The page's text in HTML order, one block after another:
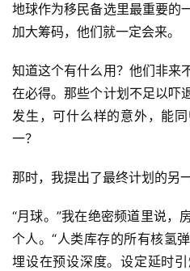
地球作为移民备选里最重要的
加大筹码，他们就一定会来。
知道这个有什么用？他们非来
在必得。那些个计划不足以吓
发生，可什么样的意外，能
一？
那时，我提出了最终计划的另一
“月球。”我在绝密频道里说，
个人。“人类库存的所有核氢
埋设在预设深度。设定延时